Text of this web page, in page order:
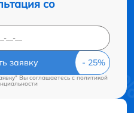
со
заявку
Вы соглашаетесь cполитикой